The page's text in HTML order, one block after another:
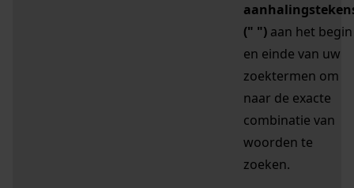
(" ") aan het begin
en einde van uw
zoektermen om
naar de exacte
combinatie van
woorden te
zoeken.